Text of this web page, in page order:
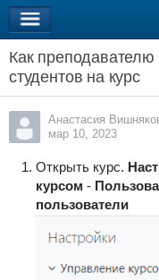
Как преподавателю
студентов на курс
Анастасия
мар 10, 2023
Открыть курс.
курсом -
пользователи